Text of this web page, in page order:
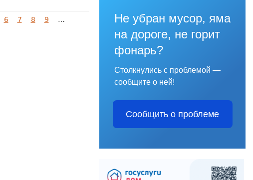
6 7 8 9
…
Не убран мусор, яма
на дороге, не горит
фонарь?
Столкнулись с проблемой —
сообщите о ней!
Сообщить о проблеме